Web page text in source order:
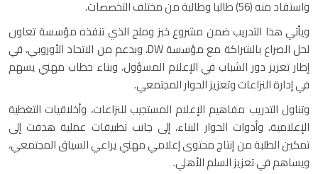
واستفاد منه (56) طالبا وطالبة من مختلف التخصصات.
ويأتي هذا التدريب ضمن مشروع خبز وملح الذي تنفذه مؤسسة تعاون
لحل الصراع بالشراكة مع مؤسسة DW، وبدعم من الاتحاد الأوروبي، في
إطار تعزيز دور الشباب في الإعلام المسؤول، وبناء خطاب مهني يسهم
في إدارة النزاعات وتعزيز الحوار المجتمعي.
وتناول التدريب مفاهيم الإعلام المستجيب للنزاعات، وأخلاقيات التغطية
الإعلامية، وأدوات الحوار البناء، إلى جانب تطبيقات عملية هدفت إلى
تمكين الطلبة من إنتاج محتوى إعلامي مهني يراعي السياق المجتمعي،
ويساهم في تعزيز السلم الأهلي.